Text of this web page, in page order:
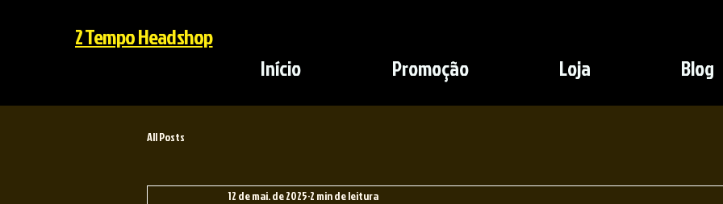
Início Promoção Loja Blog
2 Tempo Headshop
All Posts
12 de mai. de 2025 2 min de leitura